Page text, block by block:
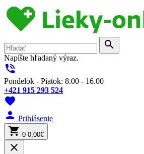
search
Napíšte hľadaný výraz.
phone_in_talk
Pondelok - Piatok: 8.00 - 16.00
+421 915 293 524
favorite
person Prihlásenie
shopping_cart 0 0,00€
close